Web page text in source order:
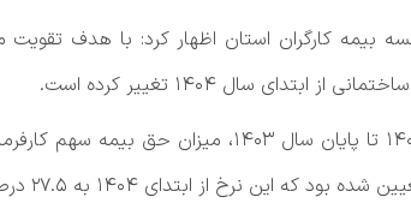
بیمه کارگران استان اظهار کرد: با هدف تقویت
سال ۱۴۰۴ تغییر کرده است.
ابتدای ۱۴۰۴ به ۲۷.۵ درصد افزایش یافته است.